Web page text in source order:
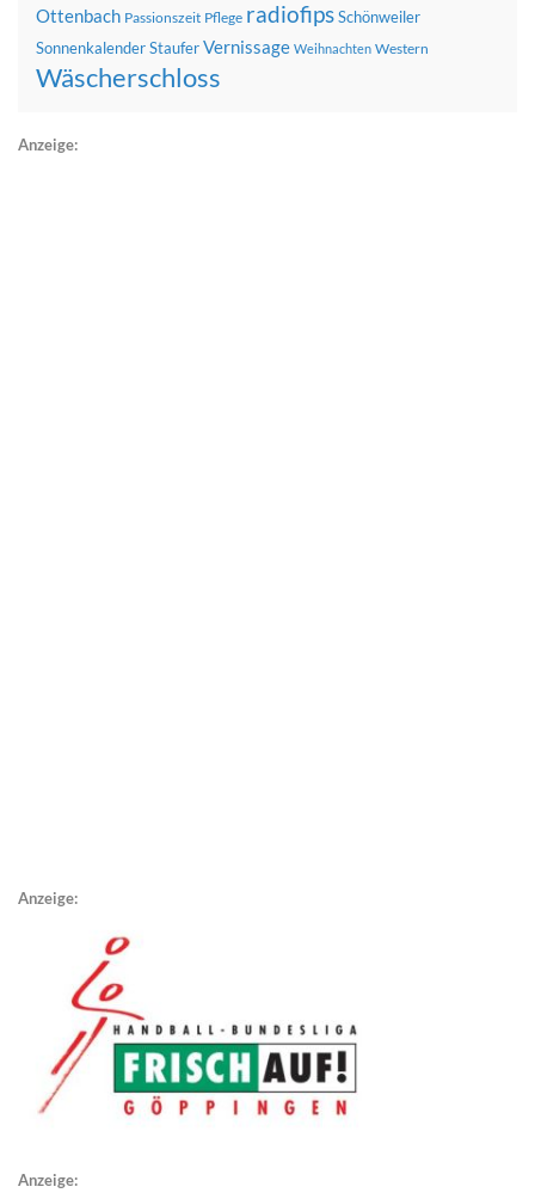
Ottenbach Passionszeit Pflege radiofipsSchönweiler
SonnenkalenderStauferVernissage Weihnachten Western
Wäscherschloss
Anzeige:
Anzeige:
Anzeige: